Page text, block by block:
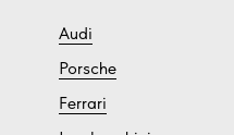
Audi
Porsche
Ferrari